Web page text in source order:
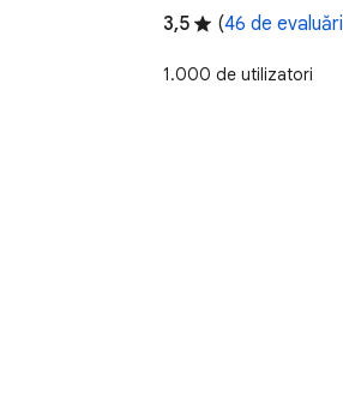
3,5 (46 de evaluări
1.000 de utilizatori